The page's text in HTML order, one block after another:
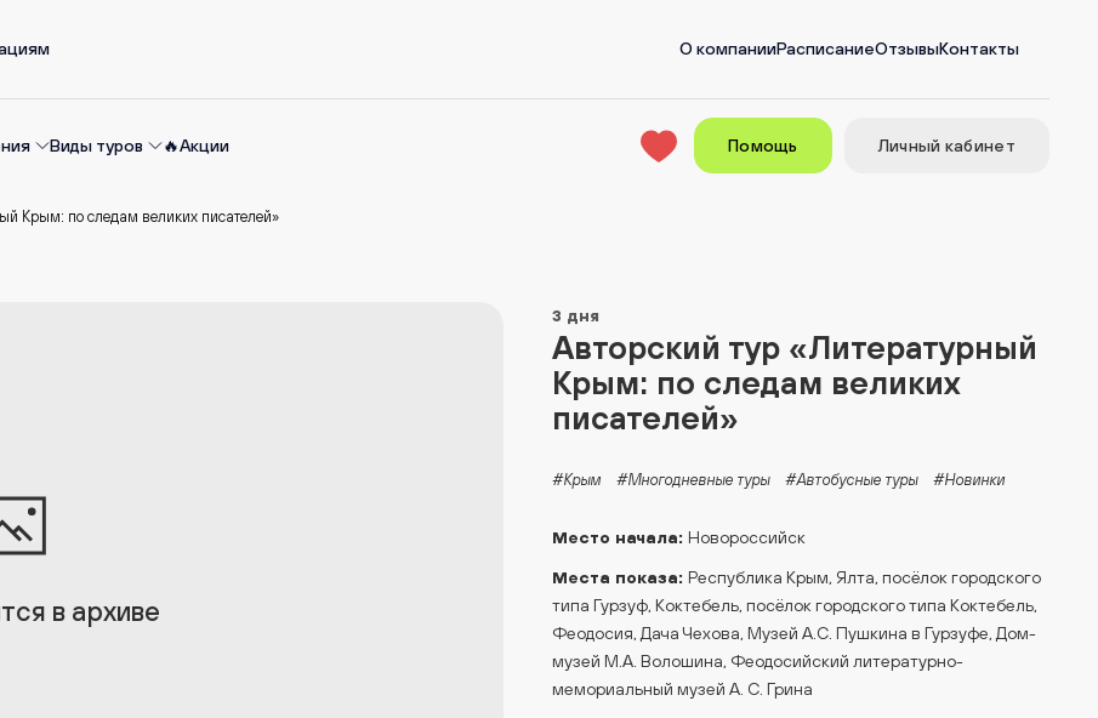
О компанииРасписаниеОтзывыКонтакты
Виды туров 🔥Акции Помощь Личный кабинет
Крым: по следам великих писателей»
в архиве
3 дня
Авторский тур «Литературный
Крым: по следам великих
писателей»
#Крым #Многодневные туры #Автобусные туры #Новинки
Место начала: Новороссийск
Места показа: Республика Крым, Ялта, посёлок городского
типа Гурзуф, Коктебель, посёлок городского типа Коктебель,
Феодосия, Дача Чехова, Музей А.С. Пушкина в Гурзуфе, Дом-
музей М.А. Волошина, Феодосийский литературно-
мемориальный музей А. С. Грина